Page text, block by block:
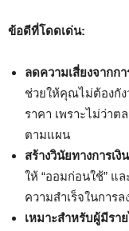
ข้อดีที่โดดเด่น:
ลดความเสี่ยงจากก
ช่วยให้คุณไม่ต้องกั
ราคา เพราะไม่ว่า
ตามแผน
สร้างวินัยทางการเงิ
ให้ “ออมก่อนใช้” แ
ความสำเร็จในการ
เหมาะสำหรับผู้มีรา